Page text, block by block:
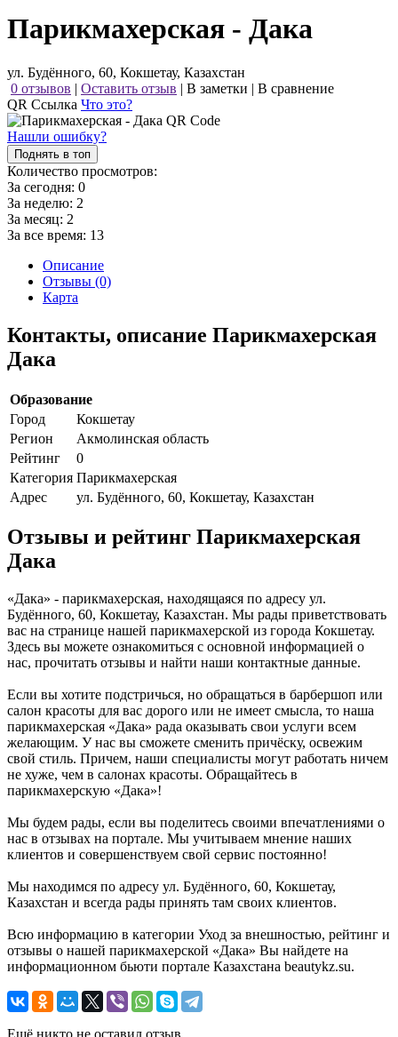
Парикмахерская - Дака
ул. Будённого, 60, Кокшетау, Казахстан
0 отзывов | Оставить отзыв | В заметки | В сравнение
QR Ссылка Что это?
Нашли ошибку?
Поднять в топ
Количество просмотров:
За сегодня: 0
За неделю: 2
За месяц: 2
За все время: 13
Описание
Отзывы (0)
Карта
Контакты, описание Парикмахерская
Дака
Образование
Город
Кокшетау
Регион
Акмолинская область
Рейтинг
0
Категория Парикмахерская
Адрес
ул. Будённого, 60, Кокшетау, Казахстан
Отзывы и рейтинг Парикмахерская
Дака
«Дака» - парикмахерская, находящаяся по адресу ул.
Будённого, 60, Кокшетау, Казахстан. Мы рады приветствовать
вас на странице нашей парикмахерской из города Кокшетау.
Здесь вы можете ознакомиться с основной информацией о
нас, прочитать отзывы и найти наши контактные данные.
Если вы хотите подстричься, но обращаться в барбершоп или
салон красоты для вас дорого или не имеет смысла, то наша
парикмахерская «Дака» рада оказывать свои услуги всем
желающим. У нас вы сможете сменить причёску, освежим
свой стиль. Причем, наши специалисты могут работать ничем
не хуже, чем в салонах красоты. Обращайтесь в
парикмахерскую «Дака»!
Мы будем рады, если вы поделитесь своими впечатлениями о
нас в отзывах на портале. Мы учитываем мнение наших
клиентов и совершенствуем свой сервис постоянно!
Мы находимся по адресу ул. Будённого, 60, Кокшетау,
Казахстан и всегда рады принять там своих клиентов.
Всю информацию в категории Уход за внешностью, рейтинг и
отзывы о нашей парикмахерской «Дака» Вы найдете на
информационном бьюти портале Казахстана beautykz.su.